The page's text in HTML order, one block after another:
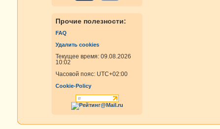
Прочие полезности:
FAQ
Удалить cookies
Текущее время: 09.08.2026
10:02
Часовой пояс: UTC+02:00
Cookie-Policy